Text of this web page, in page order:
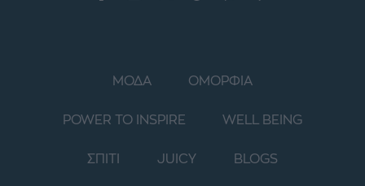
ΜΟΔΑ ΟΜΟΡΦΙΑ
POWER TO INSPIRE WELL BEING
ΣΠΙΤΙ JUICY BLOGS